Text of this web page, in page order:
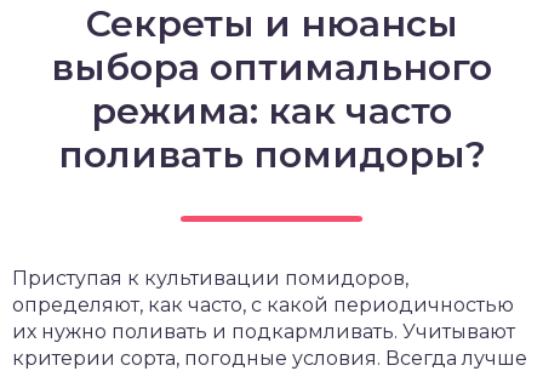
Секреты и нюансы
выбора оптимального
режима: как часто
поливать помидоры?
Приступая к культивации помидоров,
определяют, как часто, с какой периодичностью
их нужно поливать и подкармливать. Учитывают
критерии сорта, погодные условия. Всегда лучше